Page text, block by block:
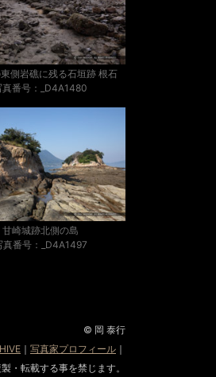
側岩礁に残る石垣跡 根石
真番号：_D4A1480
甘崎城跡北側の島
真番号：_D4A1497
© 岡 泰行
｜ 写真家プロフィール ｜
・転載する事を禁じます。